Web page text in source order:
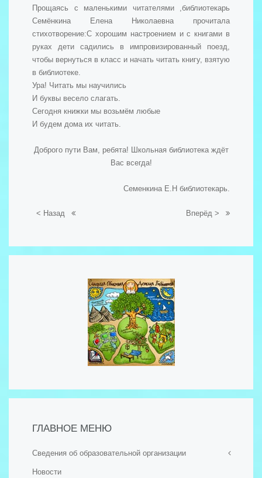
Прощаясь с маленькими читателями ,библиотекарь
Семёнкина Елена Николаевна прочитала
стихотворение:С хорошим настроением и с книгами в
руках дети садились в импровизированный поезд,
чтобы вернуться в класс и начать читать книгу, взятую
в библиотеке.
Ура! Читать мы научились
И буквы весело слагать.
Сегодня книжки мы возьмём любые
И будем дома их читать.
Доброго пути Вам, ребята! Школьная библиотека ждёт
Вас всегда!
Семенкина Е.Н библиотекарь.
< Назад Вперёд >
ГЛАВНОЕ МЕНЮ
Сведения об образовательной организации
- Основные сведения
Новости